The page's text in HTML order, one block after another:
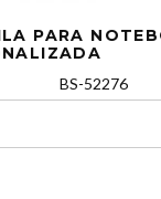
PARA
BS-52276